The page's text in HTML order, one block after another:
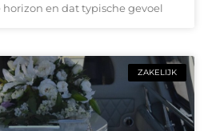
en dat typische gevoel
ZAKELIJK